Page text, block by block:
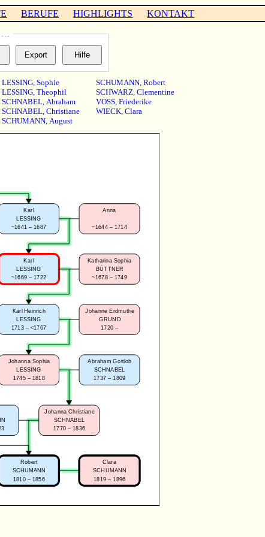
BERUFE HIGHLIGHTS KONTAKT
…
LESSING, Sophie
LESSING, Theophil
SCHNABEL, Abraham
SCHNABEL, Christiane
SCHUMANN, August
SCHUMANN, Robert
SCHWARZ, Clementine
VOSS, Friederike
WIECK, Clara
Karl
LESSING
~1641 – 1687
Anna
~1644 – 1714
Karl
LESSING
~1669 – 1722
Katharina Sophia
BÜTTNER
~1678 – 1749
Karl Heinrich
LESSING
1713 – <1767
Johanne Erdmuthe
GRUND
1720 –
Abraham Gottlob
SCHNABEL
1737 – 1809
Johanna Sophia
LESSING
1745 – 1818
Johanna Christiane
SCHNABEL
1770 – 1836
Robert
SCHUMANN
1810 – 1856
Clara
SCHUMANN
1819 – 1896